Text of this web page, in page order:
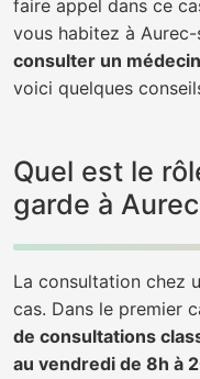
faire appel dans ce
vous habitez à
consulter un
voici quelques
Quel est le
garde à
La consultation chez
cas. Dans le premier
de consultations
au vendredi de 8h à